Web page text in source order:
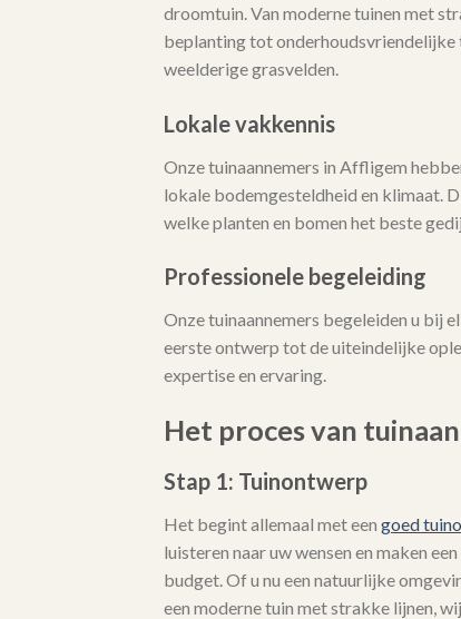
droomtuin. Van moderne tuinen met
beplanting tot onderhoudsvriendelijke
weelderige grasvelden.
Lokale vakkennis
Onze tuinaannemers in Affligem
lokale bodemgesteldheid en klimaat.
welke planten en bomen het beste
Professionele begeleiding
Onze tuinaannemers begeleiden u bij
eerste ontwerp tot de uiteindelijke
expertise en ervaring.
Het proces van
Stap 1: Tuinontwerp
Het begint allemaal met een goed
luisteren naar uw wensen en maken
budget. Of u nu een natuurlijke
een moderne tuin met strakke lijnen,